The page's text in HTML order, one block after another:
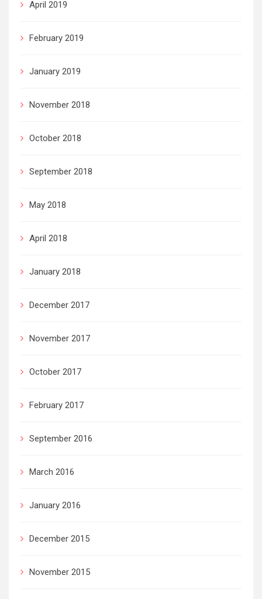
April 2019
February 2019
January 2019
November 2018
October 2018
September 2018
May 2018
April 2018
January 2018
December 2017
November 2017
October 2017
February 2017
September 2016
March 2016
January 2016
December 2015
November 2015